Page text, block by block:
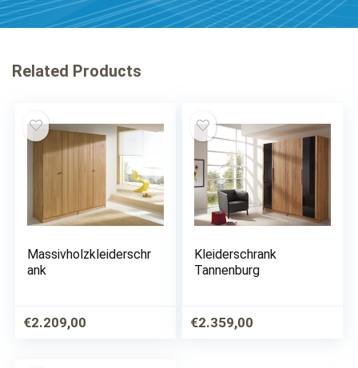
Related Products
Massivholzkleiderschr
ank
€2.209,00
Kleiderschrank
Tannenburg
€2.359,00